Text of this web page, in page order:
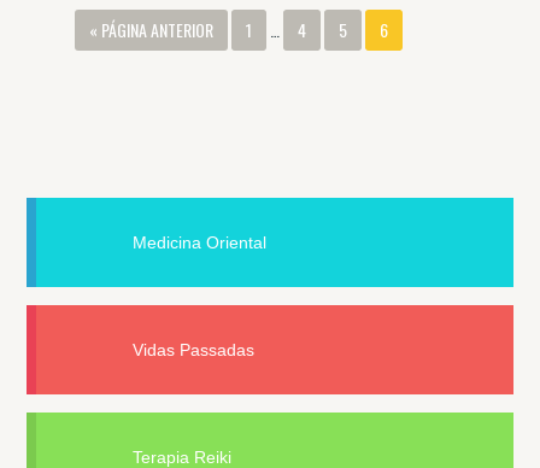
« PÁGINA ANTERIOR 1 4 5 6
Medicina Oriental
Vidas Passadas
Terapia Reiki